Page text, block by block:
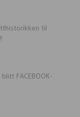
til
FACEBOOK-